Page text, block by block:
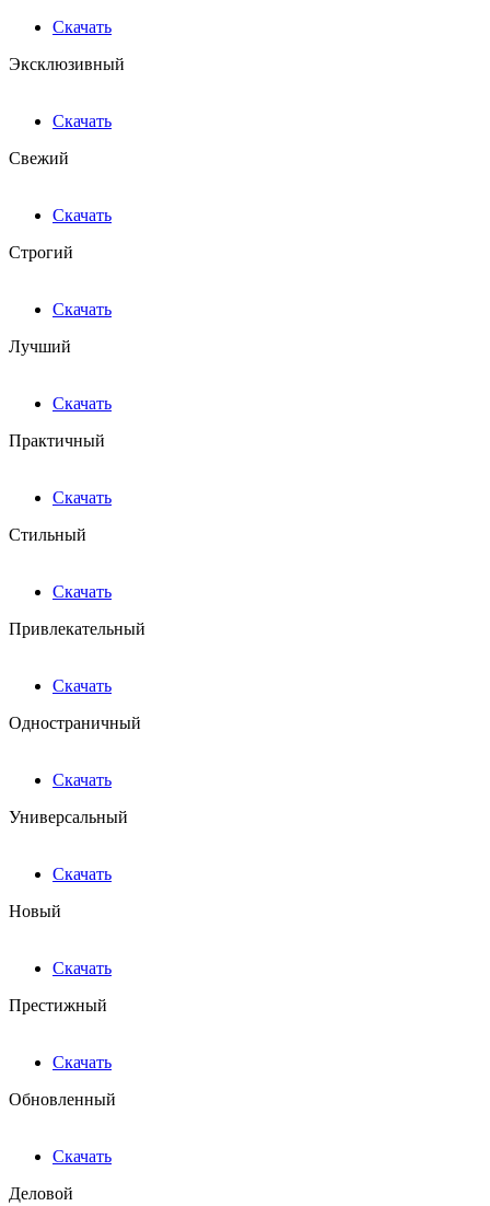
Скачать
Эксклюзивный
Скачать
Свежий
Скачать
Строгий
Скачать
Лучший
Скачать
Практичный
Скачать
Стильный
Скачать
Привлекательный
Скачать
Одностраничный
Скачать
Универсальный
Скачать
Новый
Скачать
Престижный
Скачать
Обновленный
Скачать
Деловой